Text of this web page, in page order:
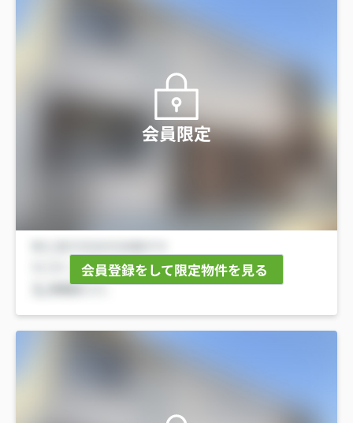
会員限定
会員登録をして限定物件を見る